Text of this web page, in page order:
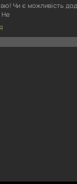
Чи є можливість
Не